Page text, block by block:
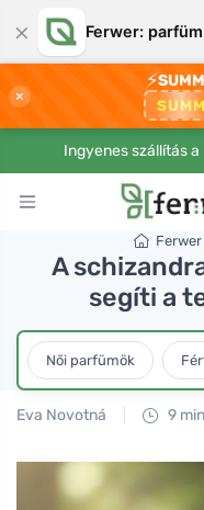
× Ferwer:
×
⚡
Ingyenes szállítás
Ferwer
A
segíti a
Női parfümök
Eva Novotná 9 min